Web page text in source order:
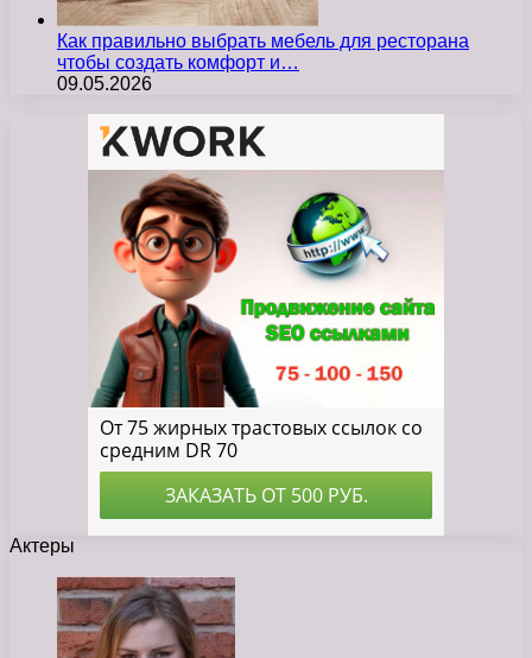
Как правильно выбрать мебель для ресторана
чтобы создать комфорт и…
09.05.2026
Актеры